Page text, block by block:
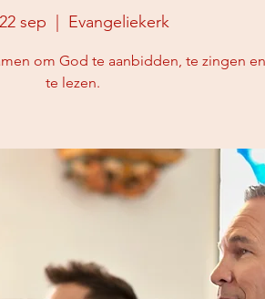
sep Evangeliekerk
om God te aanbidden, te zingen
te lezen.